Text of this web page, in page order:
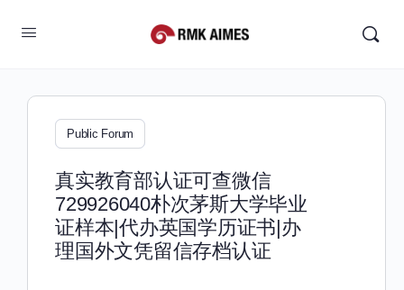
Public Forum
真实教育部认证可查微信
729926040朴次茅斯大学毕业
证样本|代办英国学历证书|办
理国外文凭留信存档认证